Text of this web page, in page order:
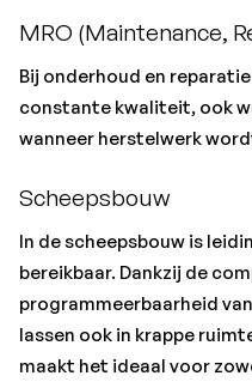
MRO (Maintenance,
Bij onderhoud en
constante kwaliteit, ook
wanneer herstelwerk
Scheepsbouw
In de scheepsbouw is
bereikbaar. Dankzij de
programmeerbaarheid
lassen ook in krappe
maakt het ideaal voor